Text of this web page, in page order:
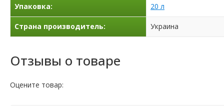
Упаковка: 20 л
Страна производитель: Украина
Отзывы о товаре
Оцените товар: